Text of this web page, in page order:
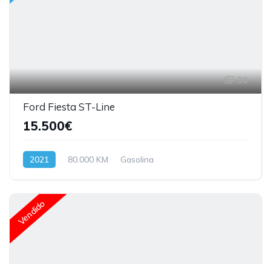
36
Ford Fiesta ST-Line
15.500€
2021 80.000 KM Gasolina
Vendido